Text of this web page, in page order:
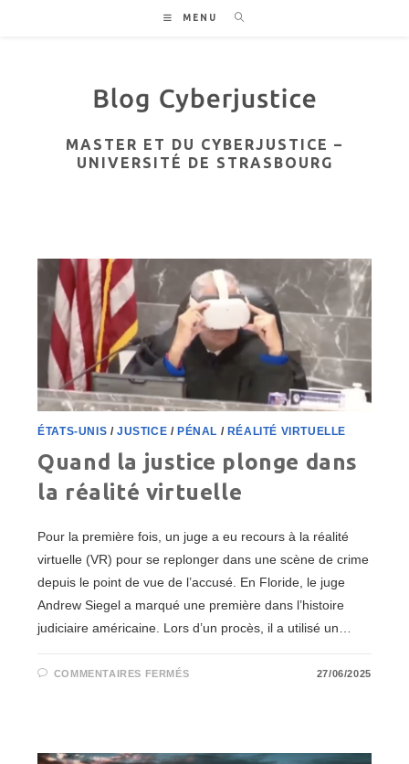
MENU
MASTER ET DU CYBERJUSTICE –
UNIVERSITÉ DE STRASBOURG
ÉTATS-UNIS /JUSTICE / PÉNAL / RÉALITÉ VIRTUELLE
Quand la justice plonge dans
la réalité virtuelle
Pour la première fois, un juge a eu recours à la réalité
virtuelle (VR) pour se replonger dans une scène de crime
depuis le point de vue de l’accusé. En Floride, le juge
Andrew Siegel a marqué une première dans l’histoire
judiciaire américaine. Lors d’un procès, il a utilisé un…
COMMENTAIRES FERMÉSSUR
RÉALITÉ
27/06/2025